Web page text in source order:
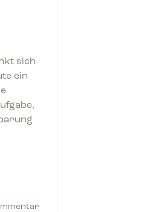
sich
ein